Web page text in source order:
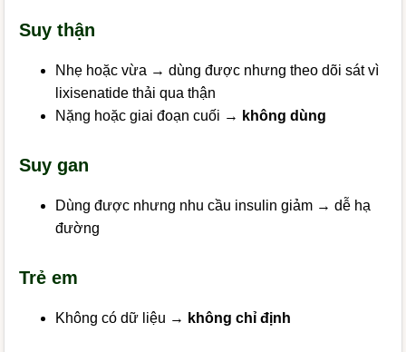
Suy thận
Nhẹ hoặc vừa → dùng được nhưng theo dõi sát vì
lixisenatide thải qua thận
Nặng hoặc giai đoạn cuối → không dùng
Suy gan
Dùng được nhưng nhu cầu insulin giảm → dễ hạ
đường
Trẻ em
Không có dữ liệu → không chỉ định